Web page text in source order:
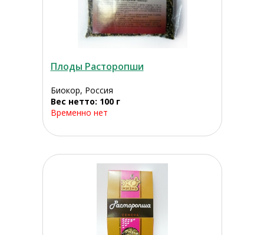
Плоды Расторопши
Биокор, Россия
Вес нетто: 100 г
Временно нет